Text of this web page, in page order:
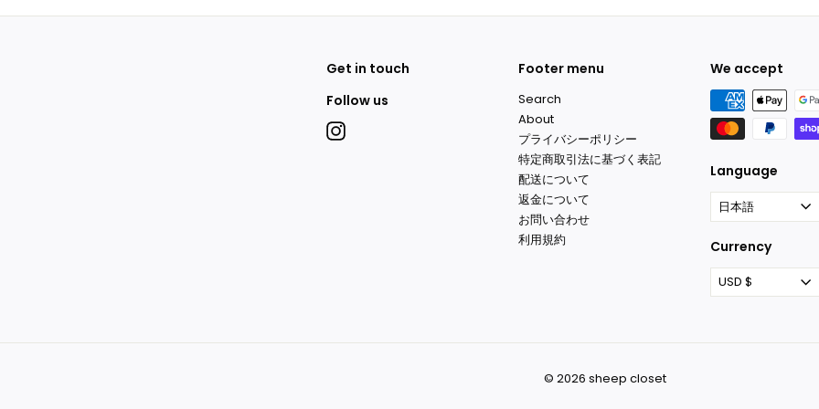
Get in touch
Follow us
Footer menu
Search
About
プライバシーポリシー
特定商取引法に基づく表記
配送について
返金について
お問い合わせ
利用規約
We accept
Language
日本語
Currency
USD $
© 2026 sheep closet